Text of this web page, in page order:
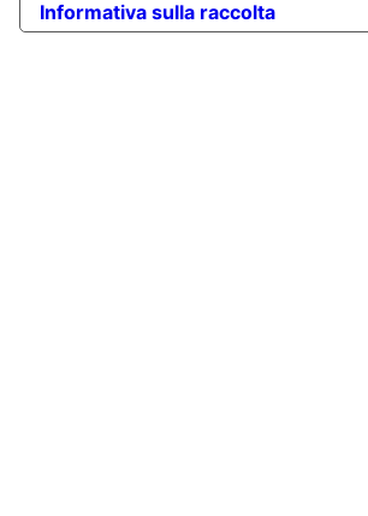
Informativa sulla raccolta